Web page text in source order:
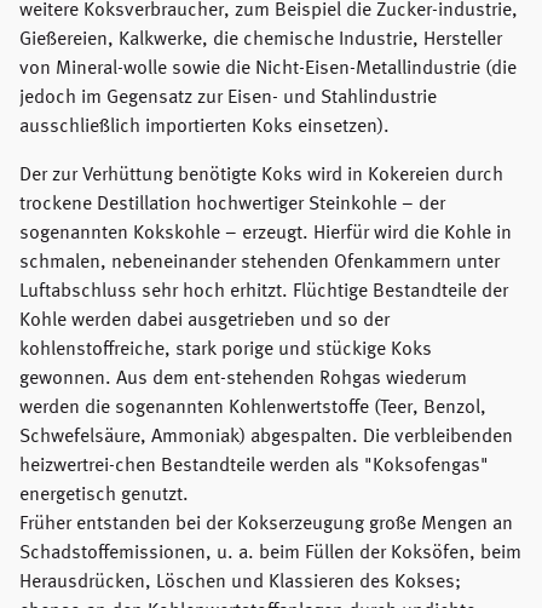
weitere Koksverbraucher, zum Beispiel die Zucker-industrie,
Gießereien, Kalkwerke, die chemische Industrie, Hersteller
von Mineral-wolle sowie die Nicht-Eisen-Metallindustrie (die
jedoch im Gegensatz zur Eisen- und Stahlindustrie
ausschließlich importierten Koks einsetzen).
Der zur Verhüttung benötigte Koks wird in Kokereien durch
trockene Destillation hochwertiger Steinkohle – der
sogenannten Kokskohle – erzeugt. Hierfür wird die Kohle in
schmalen, nebeneinander stehenden Ofenkammern unter
Luftabschluss sehr hoch erhitzt. Flüchtige Bestandteile der
Kohle werden dabei ausgetrieben und so der
kohlenstoffreiche, stark porige und stückige Koks
gewonnen. Aus dem ent-stehenden Rohgas wiederum
werden die sogenannten Kohlenwertstoffe (Teer, Benzol,
Schwefelsäure, Ammoniak) abgespalten. Die verbleibenden
heizwertrei-chen Bestandteile werden als "Koksofengas"
energetisch genutzt.
Früher entstanden bei der Kokserzeugung große Mengen an
Schadstoffemissionen, u. a. beim Füllen der Koksöfen, beim
Herausdrücken, Löschen und Klassieren des Kokses;